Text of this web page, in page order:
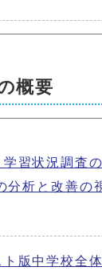
概要
習状況調査
分析と改善の
ト版中学校全